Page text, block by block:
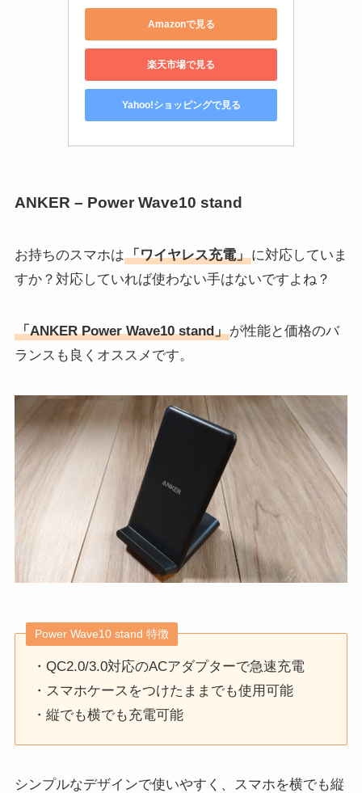
Amazonで見る
楽天市場で見る
Yahoo!ショッピングで見る
ANKER – Power Wave10 stand
お持ちのスマホは「ワイヤレス充電」に対応していま
すか？対応していれば使わない手はないですよね？
「ANKER Power Wave10 stand」が性能と価格のバ
ランスも良くオススメです。
Power Wave10 stand 特徴
・QC2.0/3.0対応のACアダプターで急速充電
・スマホケースをつけたままでも使用可能
・縦でも横でも充電可能
シンプルなデザインで使いやすく、スマホを横でも縦